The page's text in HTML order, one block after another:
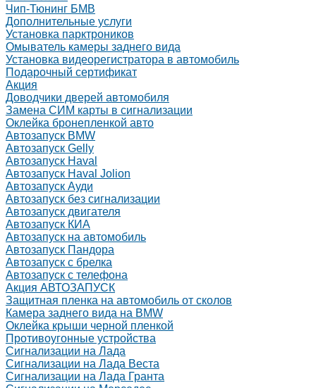
Чип-Тюнинг БМВ
Дополнительные услуги
Установка парктроников
Омыватель камеры заднего вида
Установка видеорегистратора в автомобиль
Подарочный сертификат
Акция
Доводчики дверей автомобиля
Замена СИМ карты в сигнализации
Оклейка бронепленкой авто
Автозапуск BMW
Автозапуск Gelly
Автозапуск Haval
Автозапуск Haval Jolion
Автозапуск Ауди
Автозапуск без сигнализации
Автозапуск двигателя
Автозапуск КИА
Автозапуск на автомобиль
Автозапуск Пандора
Автозапуск с брелка
Автозапуск с телефона
Акция АВТОЗАПУСК
Защитная пленка на автомобиль от сколов
Камера заднего вида на BMW
Оклейка крыши черной пленкой
Противоугонные устройства
Сигнализации на Лада
Сигнализации на Лада Веста
Сигнализации на Лада Гранта